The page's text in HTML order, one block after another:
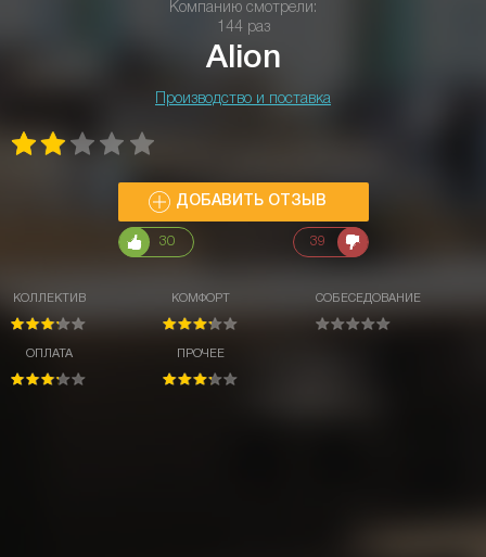
Компанию смотрели:
144 раз
Alion
Производство и поставка
ДОБАВИТЬ ОТЗЫВ
30 39
КОЛЛЕКТИВ
ОПЛАТА
КОМФОРТ
ПРОЧЕЕ
СОБЕСЕДОВАНИЕ